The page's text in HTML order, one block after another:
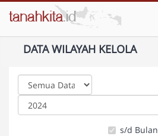
DATA WILAYAH KELOLA
s/d Bulan